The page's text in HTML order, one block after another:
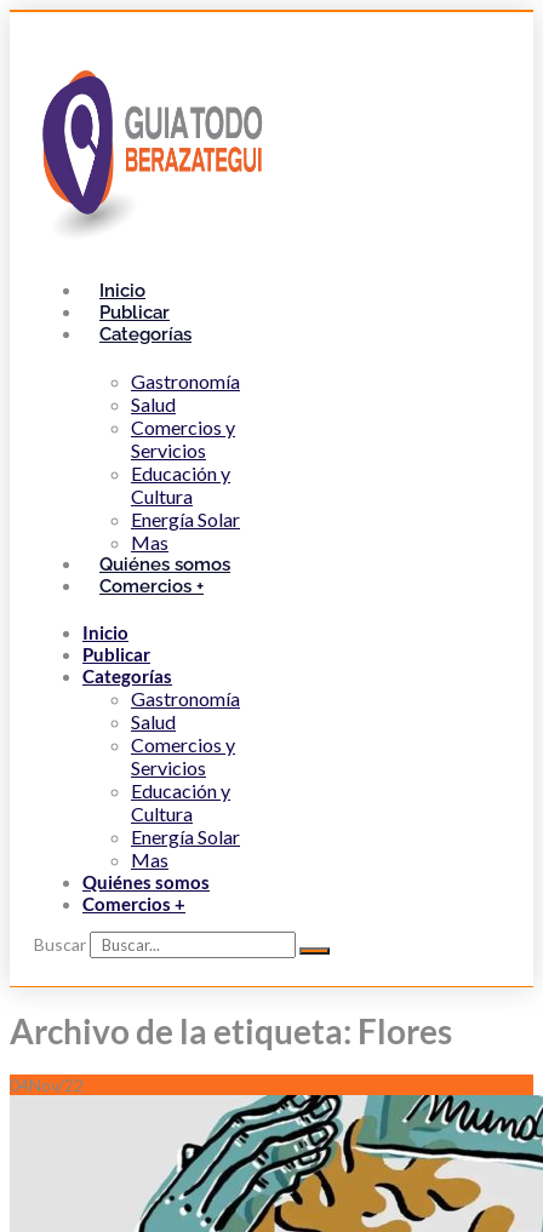
Inicio
Publicar
Categorías
Gastronomía
Salud
Comercios y
Servicios
Educación y
Cultura
Energía Solar
Mas
Quiénes somos
Comercios +
Inicio
Publicar
Categorías
Gastronomía
Salud
Comercios y
Servicios
Educación y
Cultura
Energía Solar
Mas
Quiénes somos
Comercios +
Buscar
Archivo de la etiqueta: Flores
04Nov/22